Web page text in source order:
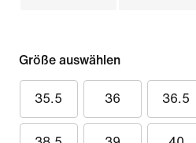
Größe auswählen
35.5 36 36.5